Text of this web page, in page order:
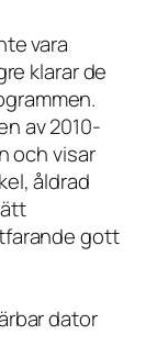
vara
klarar de
av 2010-
och visar
åldrad
gott
dator